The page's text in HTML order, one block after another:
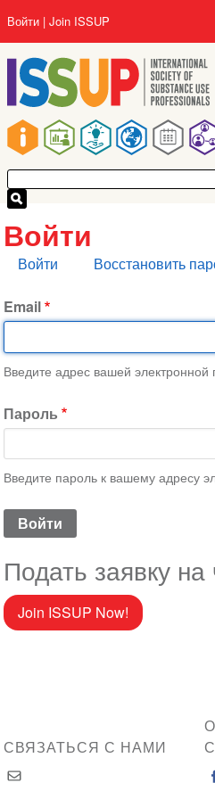
основному
содержанию
Main
navigation
User
account
menu
Войти Join ISSUP
Войти
Главные
Войти Восстановить
Email
Введите адрес вашей электронной
Пароль
Введите пароль к вашему адресу
Подать заявку на
Join ISSUP Now!
СВЯЗАТЬСЯ С НАМИ